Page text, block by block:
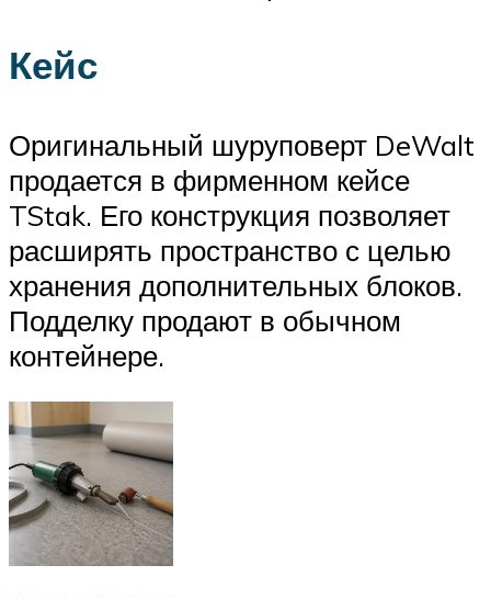
Кейс
Оригинальный шуруповерт DeWalt
продается в фирменном кейсе
TStak. Его конструкция позволяет
расширять пространство с целью
хранения дополнительных блоков.
Подделку продают в обычном
контейнере.